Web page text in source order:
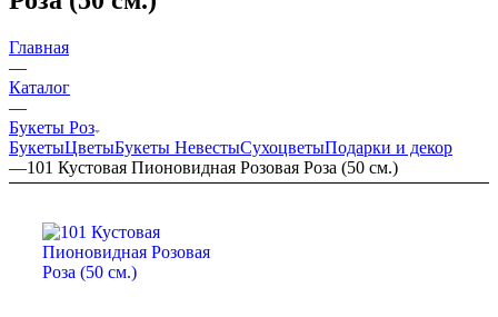
Главная
—
Каталог
—
Букеты Роз
БукетыЦветыБукеты НевестыСухоцветыПодарки и декор
—101 Кустовая Пионовидная Розовая Роза (50 см.)